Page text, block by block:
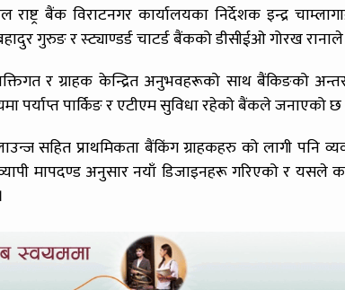
बैंक विराटनगर कार्यालयका निर्देशक इन्द्र
गुरुङ र स्ट्याण्डर्ड चाटर्ड बैंकको डीसीईओ गोरख
र ग्राहक केन्द्रित अनुभवहरूको साथ बैंकिङको
पर्याप्त पार्किङ र एटीएम सुविधा रहेको बैंकले जनाएको छ
सहित प्राथमिकता बैंकिंग ग्राहकहरु को लागी पनि
मापदण्ड अनुसार नयाँ डिजाइनहरू गरिएको र यसले